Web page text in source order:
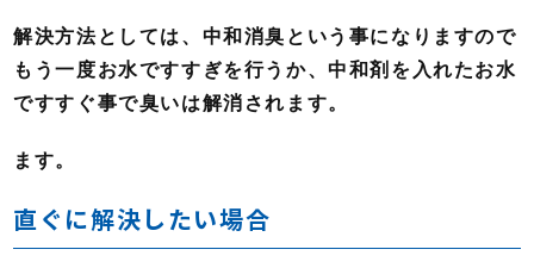
解決方法としては、中和消臭という事になりますので
もう一度お水ですすぎを行うか、中和剤を入れたお水
ですすぐ事で臭いは解消されます。
ます。
直ぐに解決したい場合